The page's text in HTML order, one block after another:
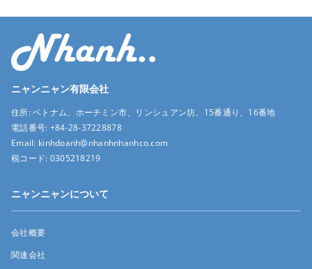
ニャンニャン有限会社
住所:ベトナム、ホーチミン市、リンシュアン坊、15番通り、16番地
電話番号: +84-28-37228878
Email: kinhdoanh@nhanhnhanhco.com
税コード: 0305218219
ニャンニャンについて
会社概要
関連会社